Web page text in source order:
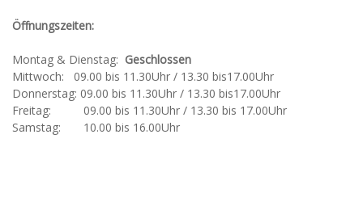
Öffnungszeiten:
Montag & Dienstag: Geschlossen
Mittwoch: 09.00 bis 11.30Uhr / 13.30 bis17.00Uhr
Donnerstag: 09.00 bis 11.30Uhr / 13.30 bis17.00Uhr
Freitag: 09.00 bis 11.30Uhr / 13.30 bis 17.00Uhr
Samstag: 10.00 bis 16.00Uhr